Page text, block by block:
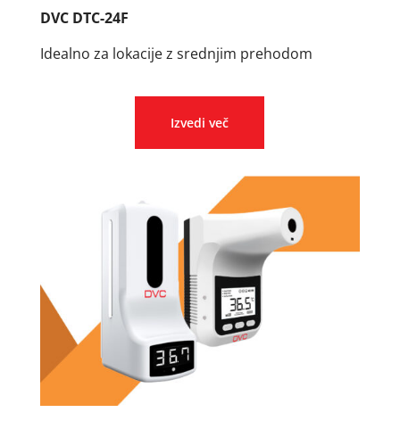
DVC DTC-24F
Idealno za lokacije z srednjim prehodom
Izvedi več